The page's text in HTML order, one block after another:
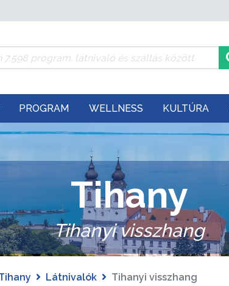
PROGRAM WELLNESS KULTÚRA
Tihany
Tihanyi visszhang
Látnivalók Tihanyi visszhang